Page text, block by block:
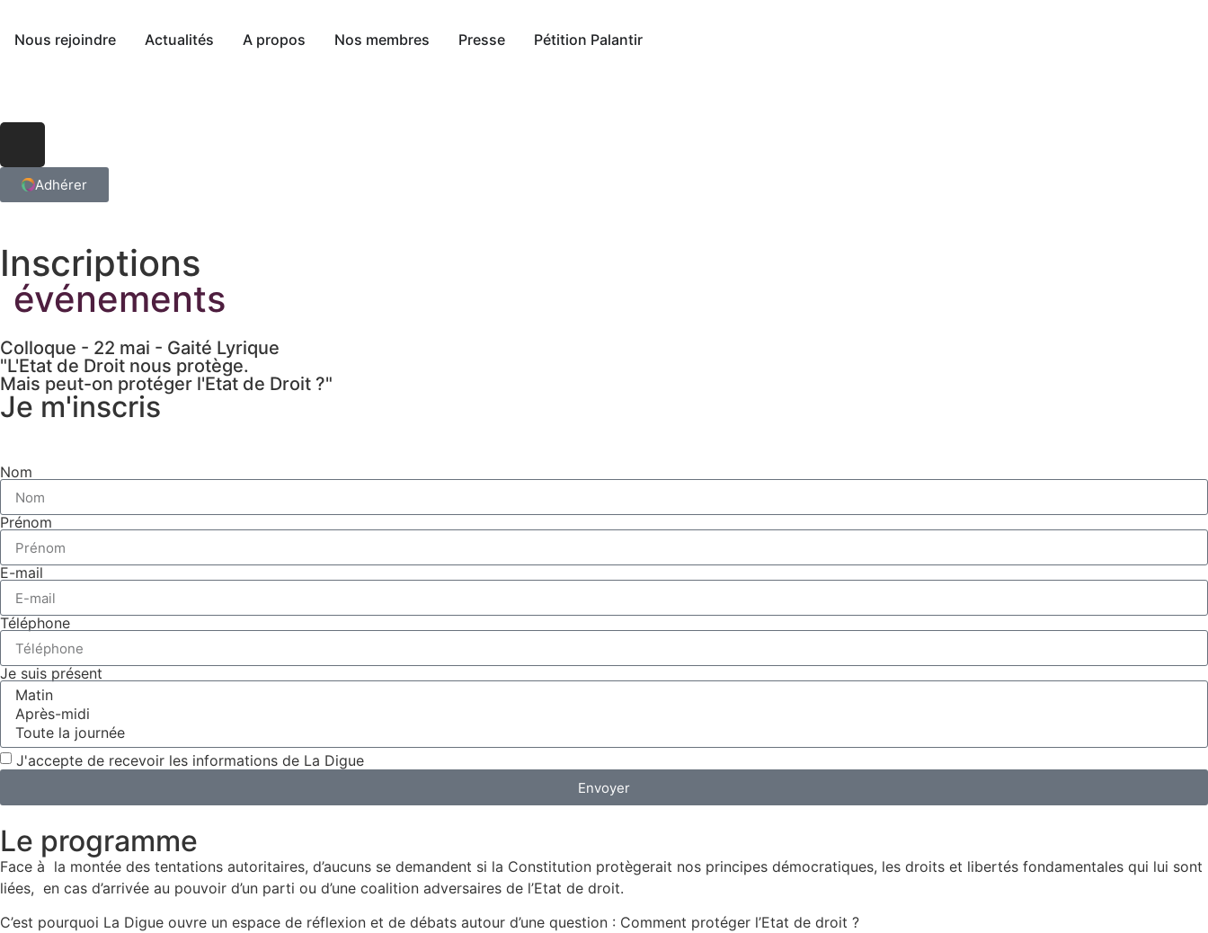
Nous rejoindre Actualités A propos Nos membres Presse Pétition Palantir
Adhérer
Inscriptions
événements
Colloque - 22 mai - Gaité Lyrique
"L'Etat de Droit nous protège.
Mais peut-on protéger l'Etat de Droit ?"
Je m'inscris
Nom
Prénom
E-mail
Téléphone
Je suis présent
J'accepte de recevoir les informations de La Digue
Envoyer
Le programme
Face à la montée des tentations autoritaires, d’aucuns se demandent si la Constitution protègerait nos principes démocratiques, les droits et libertés fondamentales qui lui sont
liées, en cas d’arrivée au pouvoir d’un parti ou d’une coalition adversaires de l’Etat de droit.
C’est pourquoi La Digue ouvre un espace de réflexion et de débats autour d’une question : Comment protéger l’Etat de droit ?